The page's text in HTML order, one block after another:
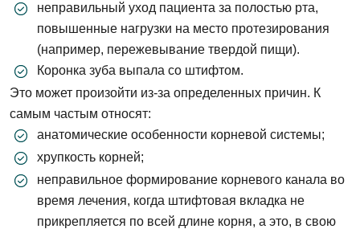
неправильный уход пациента за полостью рта,
повышенные нагрузки на место протезирования
(например, пережевывание твердой пищи).
Коронка зуба выпала со штифтом.
Это может произойти из-за определенных причин. К
самым частым относят:
анатомические особенности корневой системы;
хрупкость корней;
неправильное формирование корневого канала во
время лечения, когда штифтовая вкладка не
прикрепляется по всей длине корня, а это, в свою